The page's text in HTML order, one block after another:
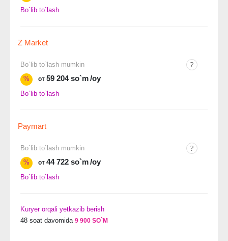
Bo`lib to`lash
Z Market
Bo`lib to`lash mumkin
%
от 59 204 so`m/oy
Bo`lib to`lash
Paymart
Bo`lib to`lash mumkin
%
от 44 722 so`m/oy
Bo`lib to`lash
Kuryer orqali yetkazib berish
48 soat davomida 9 900 SO`M